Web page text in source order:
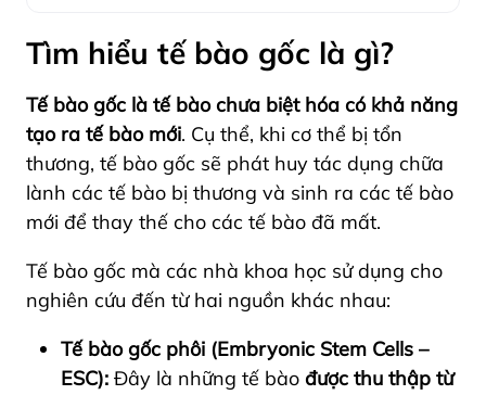
Tìm hiểu tế bào gốc là gì?
Tế bào gốc là tế bào chưa biệt hóa có khả năng
tạo ra tế bào mới. Cụ thể, khi cơ thể bị tổn
thương, tế bào gốc sẽ phát huy tác dụng chữa
lành các tế bào bị thương và sinh ra các tế bào
mới để thay thế cho các tế bào đã mất.
Tế bào gốc mà các nhà khoa học sử dụng cho
nghiên cứu đến từ hai nguồn khác nhau:
Tế bào gốc phôi (Embryonic Stem Cells –
ESC): Đây là những tế bào được thu thập từ